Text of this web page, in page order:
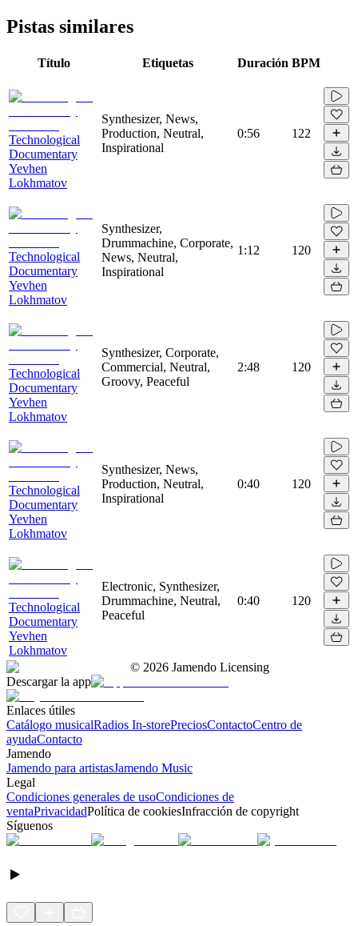
Pistas similares
Título Etiquetas Duración BPM
Technological
Documentary
Yevhen
Lokhmatov
Synthesizer, News,
Production, Neutral,
Inspirational
0:56 122
Technological
Documentary
Yevhen
Lokhmatov
Synthesizer,
Drummachine, Corporate,
News, Neutral,
Inspirational
1:12 120
Technological
Documentary
Yevhen
Lokhmatov
Synthesizer, Corporate,
Commercial, Neutral,
Groovy, Peaceful
2:48 120
Technological
Documentary
Yevhen
Lokhmatov
Synthesizer, News,
Production, Neutral,
Inspirational
0:40 120
Technological
Documentary
Yevhen
Lokhmatov
Electronic, Synthesizer,
Drummachine, Neutral,
Peaceful
0:40 120
© 2026 Jamendo Licensing
Descargar la app
Enlaces útiles
Catálogo musicalRadios In-storePreciosContactoCentro de
ayudaContacto
Jamendo
Jamendo para artistasJamendo Music
Legal
Condiciones generales de usoCondiciones de
ventaPrivacidadPolítica de cookiesInfracción de copyright
Síguenos